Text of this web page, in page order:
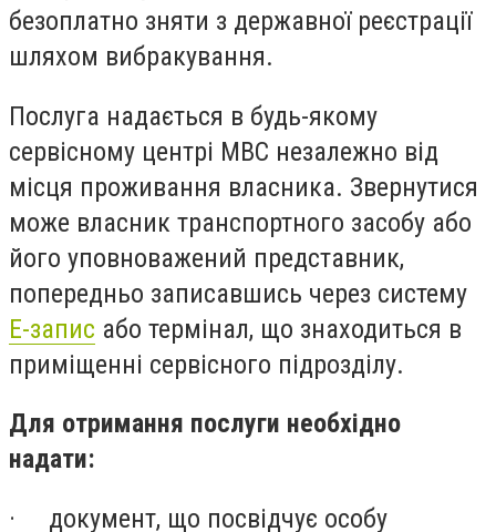
безоплатно зняти з державної реєстрації
шляхом вибракування.
Послуга надається в будь-якому
сервісному центрі МВС незалежно від
місця проживання власника. Звернутися
може власник транспортного засобу або
його уповноважений представник,
попередньо записавшись через систему
Е-запис або термінал, що знаходиться в
приміщенні сервісного підрозділу.
Для отримання послуги необхідно
надати:
· документ, що посвідчує особу